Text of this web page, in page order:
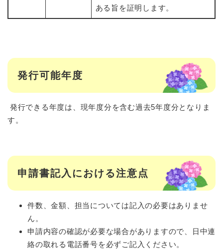
ある旨を証明します。
発行可能年度
発行できる年度は、現年度分を含む過去5年度分となりま
す。
申請書記入における注意点
件数、金額、担当については記入の必要はありませ
ん。
申請内容の確認が必要な場合がありますので、日中連
絡の取れる電話番号を必ずご記入ください。